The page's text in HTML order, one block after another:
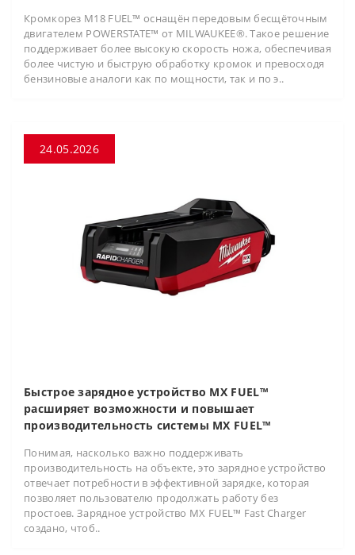
Кромкорез M18 FUEL™ оснащён передовым бесщёточным
двигателем POWERSTATE™ от MILWAUKEE®. Такое решение
поддерживает более высокую скорость ножа, обеспечивая
более чистую и быструю обработку кромок и превосходя
бензиновые аналоги как по мощности, так и по э..
24.05.2026
Быстрое зарядное устройство MX FUEL™
расширяет возможности и повышает
производительность системы MX FUEL™
Понимая, насколько важно поддерживать
производительность на объекте, это зарядное устройство
отвечает потребности в эффективной зарядке, которая
позволяет пользователю продолжать работу без
простоев. Зарядное устройство MX FUEL™ Fast Charger
создано, чтоб..